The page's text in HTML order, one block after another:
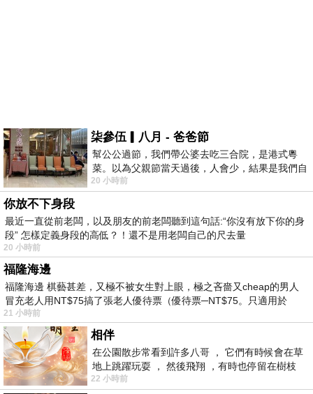
柒參伍▎八月 - 爸爸節
幫公公過節，我們帶公婆去吃三合院，是港式粵
菜。以為父親節當天過後，人會少，結果是我們自
己想多了。人陸續地進，滿滿都是人，個人
20 小時前
你放不下身段
最近一直從前老闆，以及朋友的前老闆聽到這句話:“你沒有放下你的身
段” 怎樣定義身段的高低？！還不是用老闆自己的尺去量
20 小時前
福隆海邊
福隆海邊 棋藝甚差，又極不被女生對上眼，極之吝嗇又cheap的男人
冒充老人用NT$75搞了張老人優待票（優待票─NT$75。只適用於
21 小時前
相伴
在公園散步常看到許多八哥 ， 它們有時候會在草
地上跳躍玩耍 ， 然後飛翔 ，有時也停留在樹枝
上，它們身軀是咖啡色的，鳥喙是黃色
22 小時前